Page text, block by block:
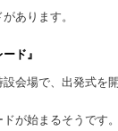
あります。
ド』
会場で、出発式を
が始まるそうです。